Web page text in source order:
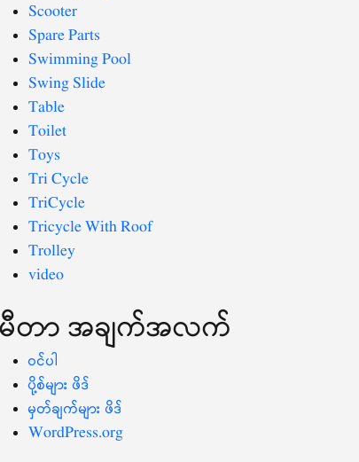
Scooter
Spare Parts
Swimming Pool
Swing Slide
Table
Toilet
Toys
Tri Cycle
TriCycle
Tricycle With Roof
Trolley
video
မီတာ အချက်အလက်
ဝင်ပါ
ပို့စ်များ ဖိဒ်
မှတ်ချက်များ ဖိဒ်
WordPress.org